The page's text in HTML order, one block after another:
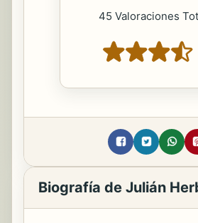
45 Valoraciones
Biografía de Julián